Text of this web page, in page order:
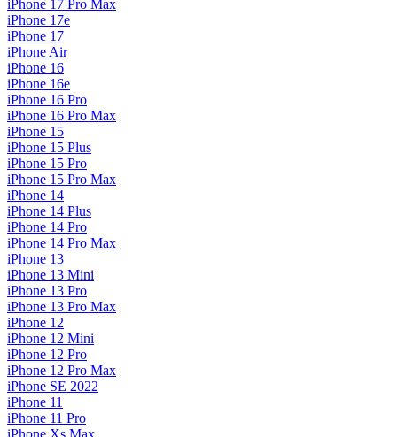
iPhone 17 Pro Max
iPhone 17e
iPhone 17
iPhone Air
iPhone 16
iPhone 16e
iPhone 16 Pro
iPhone 16 Pro Max
iPhone 15
iPhone 15 Plus
iPhone 15 Pro
iPhone 15 Pro Max
iPhone 14
iPhone 14 Plus
iPhone 14 Pro
iPhone 14 Pro Max
iPhone 13
iPhone 13 Mini
iPhone 13 Pro
iPhone 13 Pro Max
iPhone 12
iPhone 12 Mini
iPhone 12 Pro
iPhone 12 Pro Max
iPhone SE 2022
iPhone 11
iPhone 11 Pro
iPhone Xs Max